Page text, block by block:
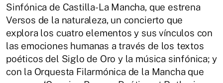
Sinfónica de Castilla-La Mancha, que estrena
Versos de la naturaleza, un concierto que
explora los cuatro elementos y sus vínculos con
las emociones humanas a través de los textos
poéticos del Siglo de Oro y la música sinfónica; y
con la Orquesta Filarmónica de la Mancha que